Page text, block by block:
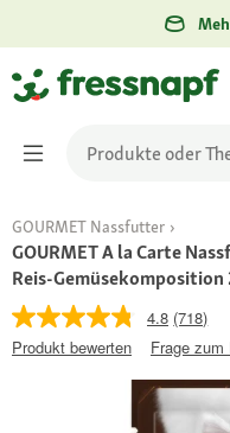
GOURMET Nassfutter
GOURMET A la Carte
Reis-Gemüsekomposition
4.8 (718)
Produkt bewerten
Frage